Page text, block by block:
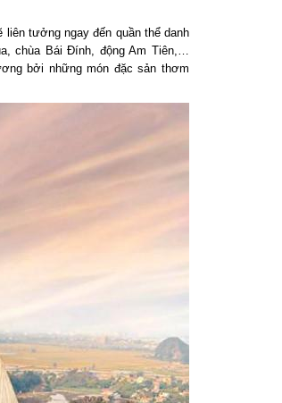
tưởng ngay đến quần thể danh
chùa Bái Đính, động Am Tiên,…
bởi những món đặc sản thơm